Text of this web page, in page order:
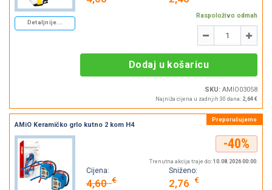
Detaljnije...
Raspoloživo odmah
- +
Dodaj u košaricu
SKU: AMIO03058
Najniža cijena u zadnjih 30 dana: 2,64 €
AMiO Keramičko grlo kutno 2 kom H4
-40%
Trenutna akcija traje do: 10.08.2026 00:00.
Cijena:
4,60€
Sniženo:
2,76 €